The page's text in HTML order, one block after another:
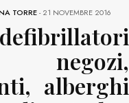
TORRE-21 NOVEMBRE 2016
alberghi